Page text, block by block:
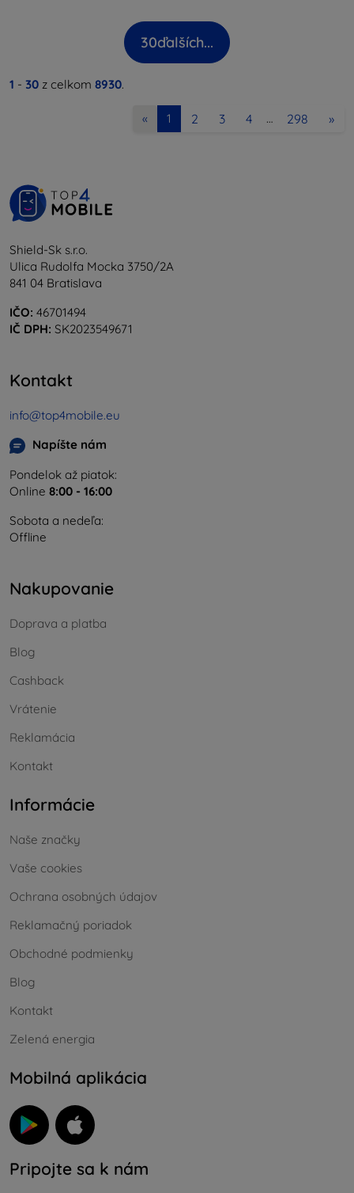
30ďalších...
1 - 30 z celkom 8930.
« 1 2 3 4 … 298 »
Shield-Sk s.r.o.
Ulica Rudolfa Mocka 3750/2A
841 04 Bratislava
IČO: 46701494
IČ DPH: SK2023549671
Kontakt
info@top4mobile.eu
Napíšte nám
Pondelok až piatok:
Online 8:00 - 16:00
Sobota a nedeľa:
Offline
Nakupovanie
Doprava a platba
Blog
Cashback
Vrátenie
Reklamácia
Kontakt
Informácie
Naše značky
Vaše cookies
Ochrana osobných údajov
Reklamačný poriadok
Obchodné podmienky
Blog
Kontakt
Zelená energia
Mobilná aplikácia
Pripojte sa k nám